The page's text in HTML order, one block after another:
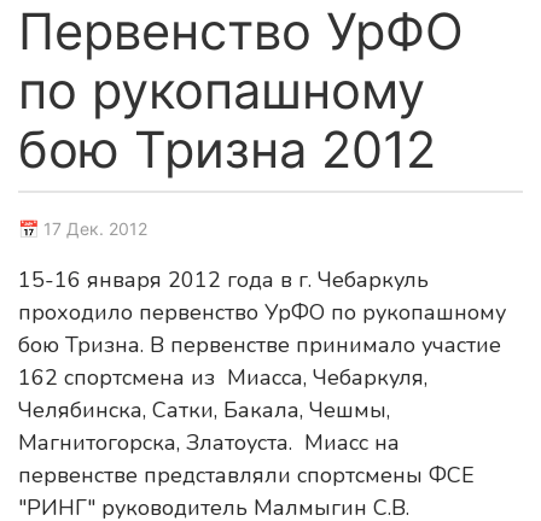
Первенство УрФО
по рукопашному
бою Тризна 2012
📅 17 Дек. 2012
15-16 января 2012 года в г. Чебаркуль
проходило первенство УрФО по рукопашному
бою Тризна. В первенстве принимало участие
162 спортсмена из Миасса, Чебаркуля,
Челябинска, Сатки, Бакала, Чешмы,
Магнитогорска, Златоуста. Миасс на
первенстве представляли спортсмены ФСЕ
"РИНГ" руководитель Малмыгин С.В.